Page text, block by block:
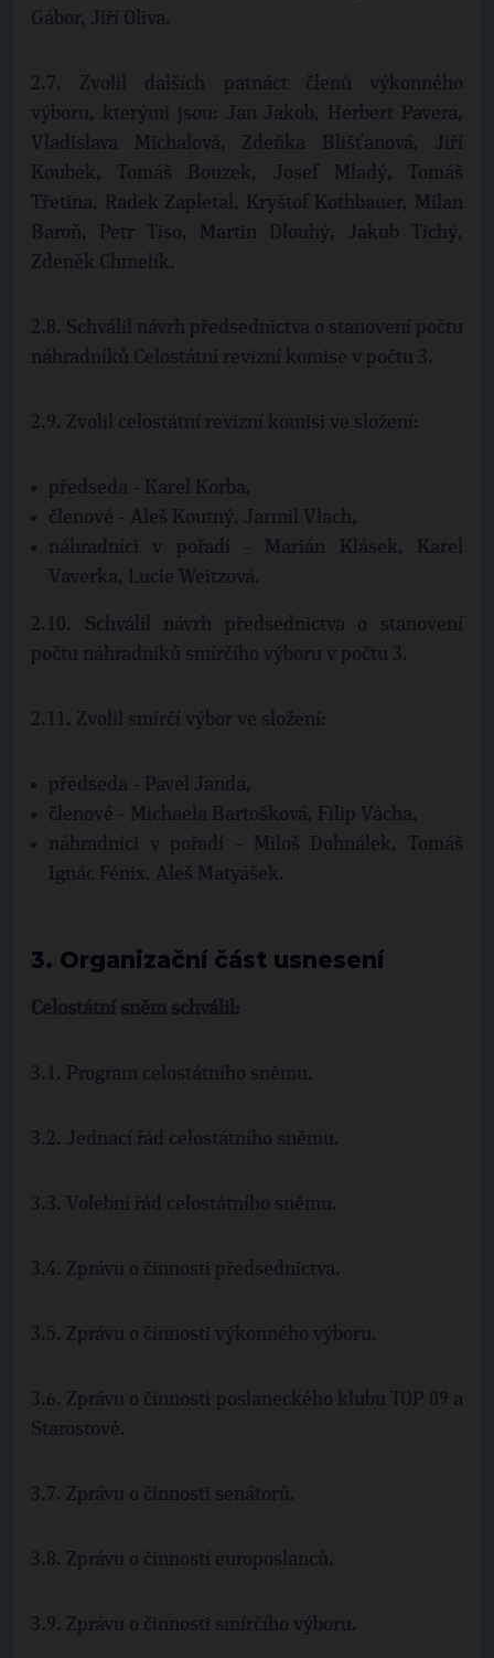
Gábor, Jiří Oliva.
2.7. Zvolil dalších patnáct členů výkonného
výboru, kterými jsou: Jan Jakob, Herbert Pavera,
Vladislava Michalová, Zdeňka Blišťanová, Jiří
Koubek, Tomáš Bouzek, Josef Mladý, Tomáš
Třetina, Radek Zapletal, Kryštof Kothbauer, Milan
Baroň, Petr Tiso, Martin Dlouhý, Jakub Tichý,
Zdeněk Chmelík.
2.8. Schválil návrh předsednictva o stanovení počtu
náhradníků Celostátní revizní komise v počtu 3.
2.9. Zvolil celostátní revizní komisi ve složení:
předseda - Karel Korba,
členové - Aleš Koutný, Jarmil Vlach,
náhradníci v pořadí - Marián Klásek, Karel
Vaverka, Lucie Weitzová.
2.10. Schválil návrh předsednictva o stanovení
počtu náhradníků smírčího výboru v počtu 3.
2.11. Zvolil smírčí výbor ve složení:
předseda - Pavel Janda,
členové - Michaela Bartošková, Filip Vácha,
náhradníci v pořadí - Miloš Dohnálek, Tomáš
Ignác Fénix, Aleš Matyášek.
3. Organizační část usnesení
Celostátní sněm schválil:
3.1. Program celostátního sněmu.
3.2. Jednací řád celostátního sněmu.
3.3. Volební řád celostátního sněmu.
3.4. Zprávu o činnosti předsednictva.
3.5. Zprávu o činnosti výkonného výboru.
3.6. Zprávu o činnosti poslaneckého klubu TOP 09 a
Starostové.
3.7. Zprávu o činnosti senátorů.
3.8. Zprávu o činností europoslanců.
3.9. Zprávu o činnosti smírčího výboru.